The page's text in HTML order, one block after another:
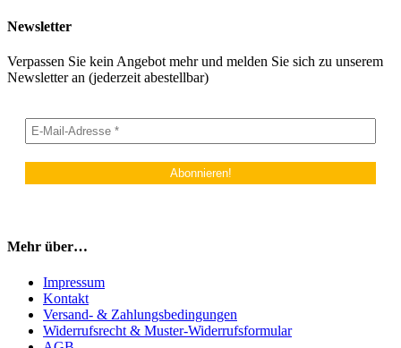
Newsletter
Verpassen Sie kein Angebot mehr und melden Sie sich zu unserem
Newsletter an (jederzeit abestellbar)
Mehr über…
Impressum
Kontakt
Versand- & Zahlungsbedingungen
Widerrufsrecht & Muster-Widerrufsformular